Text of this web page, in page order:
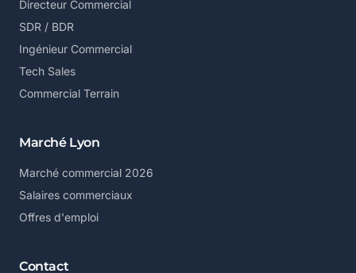
Directeur Commercial
SDR / BDR
Ingénieur Commercial
Tech Sales
Commercial Terrain
Marché Lyon
Marché commercial 2026
Salaires commerciaux
Offres d'emploi
Contact